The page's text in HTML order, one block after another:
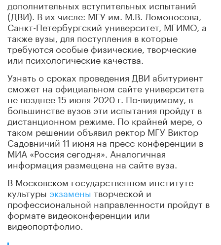
дополнительных вступительных испытаний
(ДВИ). В их числе: МГУ им. М.В. Ломоносова,
Санкт-Петербургский университет, МГИМО, а
также вузы, для поступления в которые
требуются особые физические, творческие
или психологические качества.
Узнать о сроках проведения ДВИ абитуриент
сможет на официальном сайте университета
не позднее 15 июля 2020 г. По-видимому, в
большинстве вузов эти испытания пройдут в
дистанционном режиме. По крайней мере, о
таком решении объявил ректор МГУ Виктор
Садовничий 11 июня на пресс-конференции в
МИА «Россия сегодня». Аналогичная
информация размещена на сайте вуза.
В Московском государственном институте
культуры экзамены творческой и
профессиональной направленности пройдут в
формате видеоконференции или
видеопортфолио.